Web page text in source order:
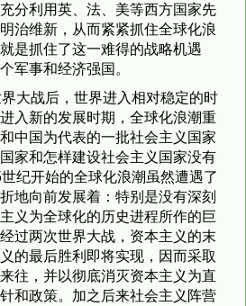
分利用英、法、美等西方国家先
治维新，从而紧紧抓住全球化浪
是抓住了这一难得的战略机遇
军事和经济强国。
大战后，世界进入相对稳定的时
入新的发展时期，全球化浪潮重
中国为代表的一批社会主义国家
家和怎样建设社会主义国家没有
纪开始的全球化浪潮虽然遭遇了
地向前发展着：特别是没有深刻
义为全球化的历史进程所作的巨
过两次世界大战，资本主义的末
的最后胜利即将实现，因而采取
往，并以彻底消灭资本主义为直
和政策。加之后来社会主义阵营